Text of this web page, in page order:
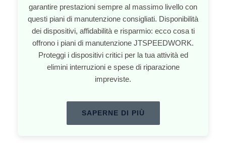
garantire prestazioni sempre al massimo livello con
questi piani di manutenzione consigliati. Disponibilità
dei dispositivi, affidabilità e risparmio: ecco cosa ti
offrono i piani di manutenzione JTSPEEDWORK.
Proteggi i dispositivi critici per la tua attività ed
elimini interruzioni e spese di riparazione
impreviste.
SAPERNE DI PIÙ